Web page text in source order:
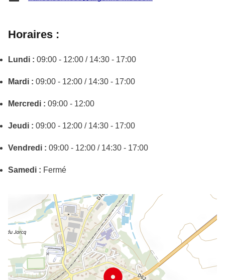
Horaires :
Lundi : 09:00 - 12:00 / 14:30 - 17:00
Mardi : 09:00 - 12:00 / 14:30 - 17:00
Mercredi : 09:00 - 12:00
Jeudi : 09:00 - 12:00 / 14:30 - 17:00
Vendredi : 09:00 - 12:00 / 14:30 - 17:00
Samedi : Fermé